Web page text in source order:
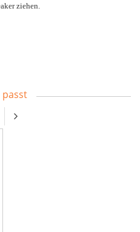
ziehen.
passt